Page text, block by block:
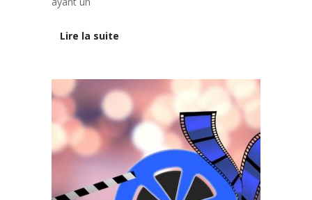
Lire la suite